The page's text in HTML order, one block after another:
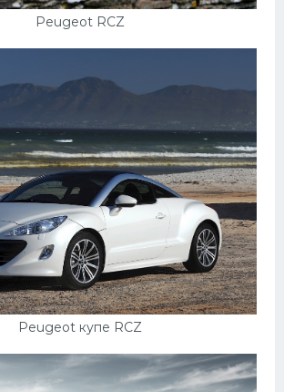
Peugeot RCZ
Peugeot купе RCZ